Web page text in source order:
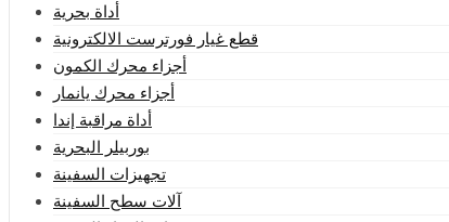
أداة بحرية
قطع غيار فورترست الالكترونية
أجزاء محرك الكمون
أجزاء محرك يانمار
أداة مراقبة إندا
بوربيلر البحرية
تجهيزات السفينة
آلات سطح السفينة